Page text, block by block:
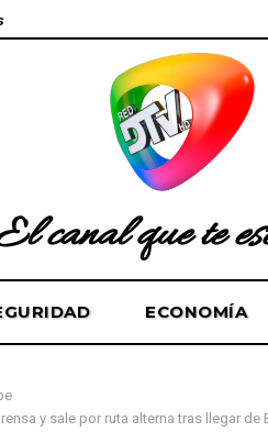
canal que te
ECONOMÍA
y sale por ruta alterna tras llegar de